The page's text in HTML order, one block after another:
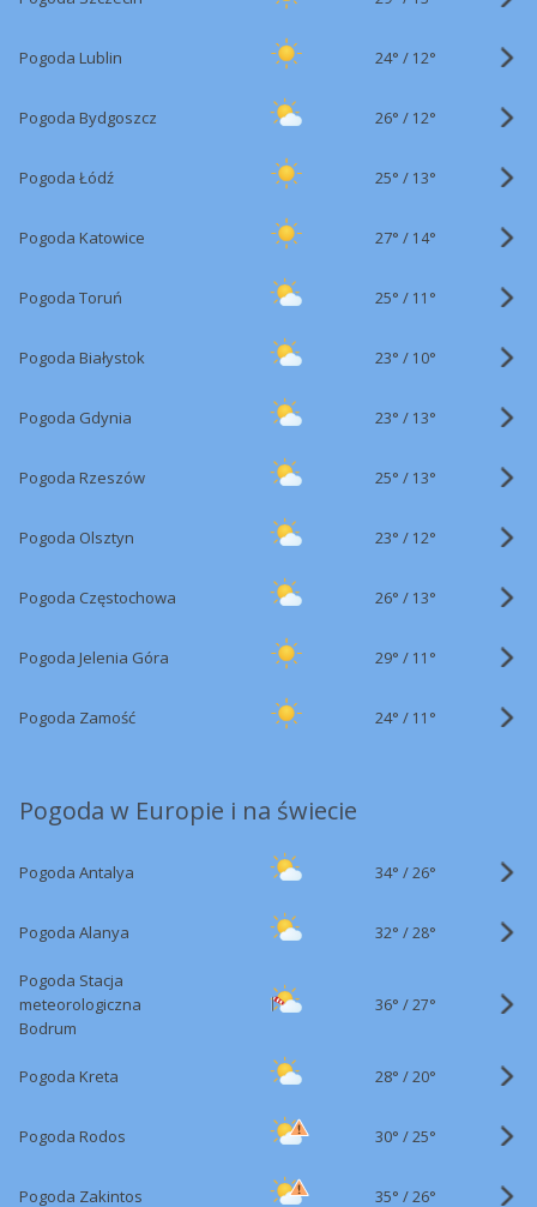
Pogoda Lublin 24° / 12°
Pogoda Bydgoszcz 26° / 12°
Pogoda Łódź 25° / 13°
Pogoda Katowice 27° / 14°
Pogoda Toruń 25° / 11°
Pogoda Białystok 23° / 10°
Pogoda Gdynia 23° / 13°
Pogoda Rzeszów 25° / 13°
Pogoda Olsztyn 23° / 12°
Pogoda Częstochowa 26° / 13°
Pogoda Jelenia Góra 29° / 11°
Pogoda Zamość 24° / 11°
Pogoda w Europie i na świecie
Pogoda Antalya 34° /26°
Pogoda Alanya 32° /28°
Pogoda Stacja
meteorologiczna
Bodrum
36° /27°
Pogoda Kreta 28° /20°
Pogoda Rodos 30° /25°
Pogoda Zakintos 35° /26°